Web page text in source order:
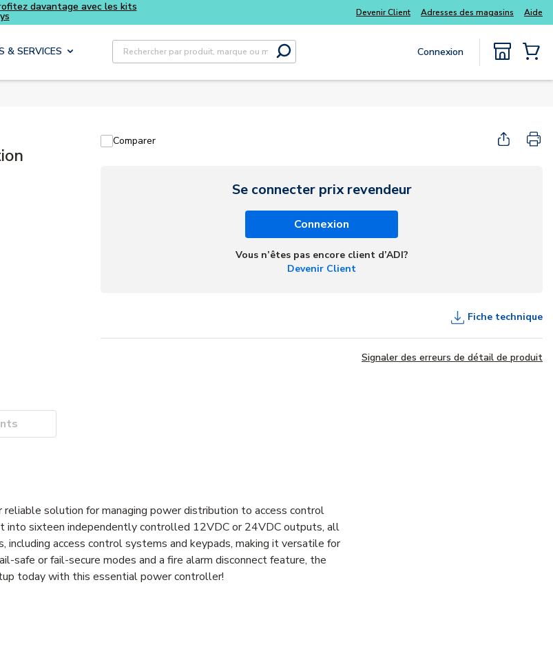
intelligemment et profitez davantage avec les kits Tous vos essentiels du quotidien, sans délai
Devenir Client Adresses des magasins Aide
& SERVICES
Recherche sur le site
Soumettre la recherche
Connexion
Comparer
Se connecter prix revendeur
Connexion
Vous n’êtes pas encore client d’ADI?
Devenir Client
Fiche technique
Signaler des erreurs de détail de produit
solution for managing power distribution to access control
into sixteen independently controlled 12VDC or 24VDC outputs, all
access control systems and keypads, making it versatile for
or fail-secure modes and a fire alarm disconnect feature, the
today with this essential power controller!